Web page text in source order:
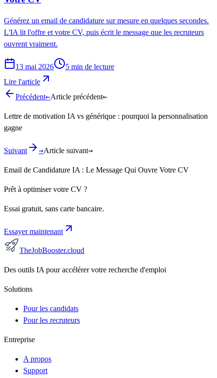
Générez un email de candidature sur mesure en quelques secondes.
L'IA lit l'offre et votre CV, puis écrit le message que les recruteurs
ouvrent vraiment.
13 mai 2026 5 min de lecture
Lire l'article
Précédent←Article précédent←
Lettre de motivation IA vs générique : pourquoi la personnalisation
gagne
Suivant →Article suivant→
Email de Candidature IA : Le Message Qui Ouvre Votre CV
Prêt à optimiser votre CV ?
Essai gratuit, sans carte bancaire.
Essayer maintenant
TheJobBooster.cloud
Des outils IA pour accélérer votre recherche d'emploi
Solutions
Pour les candidats
Pour les recruteurs
Entreprise
A propos
Support